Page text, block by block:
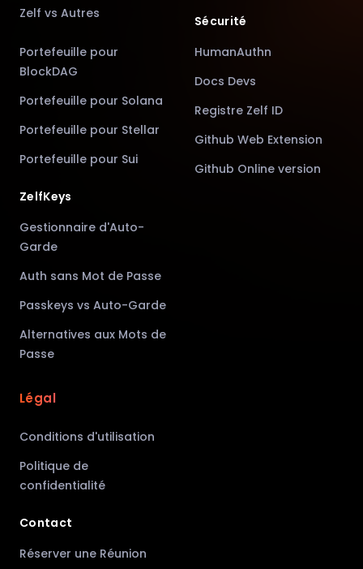
Zelf vs Autres
Portefeuille pour
BlockDAG
Portefeuille pour Solana
Portefeuille pour Stellar
Portefeuille pour Sui
ZelfKeys
Gestionnaire d'Auto-
Garde
Auth sans Mot de Passe
Passkeys vs Auto-Garde
Alternatives aux Mots de
Passe
Sécurité
HumanAuthn
Docs Devs
Registre Zelf ID
Github Web Extension
Github Online version
Légal
Conditions d'utilisation
Politique de
confidentialité
Contact
Réserver une Réunion